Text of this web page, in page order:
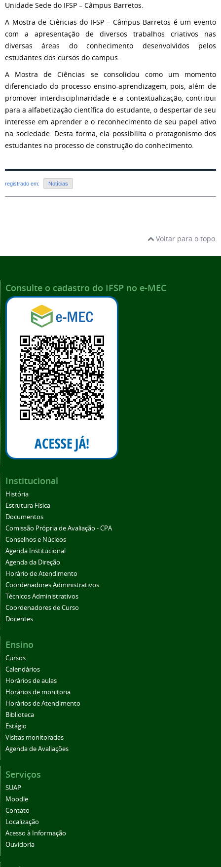
Unidade Sede do IFSP – Câmpus Barretos.
A Mostra de Ciências do IFSP – Câmpus Barretos é um evento
com a apresentação de diversos trabalhos criativos nas
diversas áreas do conhecimento desenvolvidos pelos
estudantes dos cursos do campus.
A Mostra de Ciências se consolidou como um momento
diferenciado do processo ensino-aprendizagem, pois, além de
promover interdisciplinaridade e a contextualização, contribui
para a alfabetização científica do estudante, o despertar de seu
interesse em aprender e o reconhecimento de seu papel ativo
na sociedade. Desta forma, ela possibilita o protagonismo dos
estudantes no processo de construção do conhecimento.
registrado em: Notícias
Voltar para o topo
Consulte o cadastro do IFSP no e-MEC
Institucional
História
Estrutura Física
Documentos
Comissão Própria de Avaliação - CPA
Conselhos e Núcleos
Agenda Institucional
Agenda da Direção
Horário de Atendimento
Coordenadores Administrativos
Técnicos Administrativos
Coordenadores de Curso
Docentes
Ensino
Cursos
Calendários
Horários de aulas
Horários de monitoria
Horários de Atendimento
Biblioteca
Estágio
Visitas monitoradas
Agenda de Avaliações
Serviços
SUAP
Moodle
Contato
Localização
Acesso à Informação
Ouvidoria